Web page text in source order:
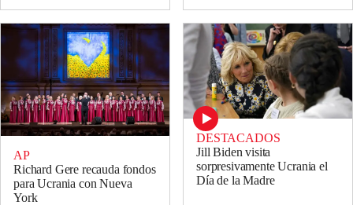
AP
Richard Gere recauda fondos
para Ucrania con Nueva
York
DESTACADOS
Jill Biden visita
sorpresivamente Ucrania el
Día de la Madre